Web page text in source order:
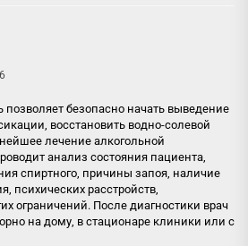
безопасно начать выведение
восстановить водно-солевой
лечение алкогольной
анализ состояния пациента,
спиртного, причины запоя, наличие
психических расстройств,
ограничений. После диагностики врач
на дому, в стационаре клиники или с